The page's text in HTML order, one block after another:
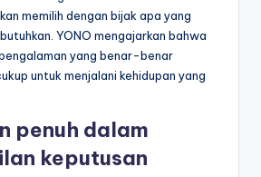
memilih dengan bijak apa yang
YONO mengajarkan bahwa
yang benar-benar
untuk menjalani kehidupan yang
penuh dalam
keputusan